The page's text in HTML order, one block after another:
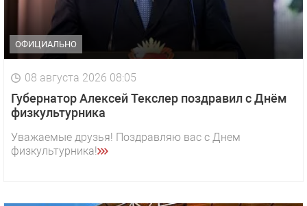
ОФИЦИАЛЬНО
08 августа 2026 08:05
Губернатор Алексей Текслер поздравил с Днём
физкультурника
Уважаемые друзья! Поздравляю вас с Днем
физкультурника!